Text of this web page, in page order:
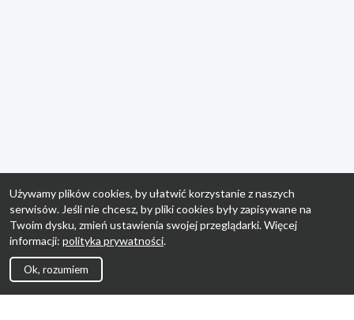
Używamy plików cookies, by ułatwić korzystanie z naszych
serwisów. Jeśli nie chcesz, by pliki cookies były zapisywane na
Twoim dysku, zmień ustawienia swojej przeglądarki. Więcej
informacji: polityka prywatności.
Ok, rozumiem